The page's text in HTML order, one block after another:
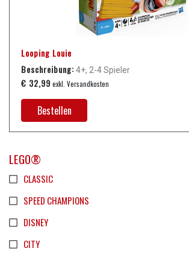
LEGO®
CLASSIC
SPEED CHAMPIONS
DISNEY
CITY
Looping Louie
Beschreibung: 4+, 2-4 Spieler
€ 32,99 exkl. Versandkosten
Bestellen